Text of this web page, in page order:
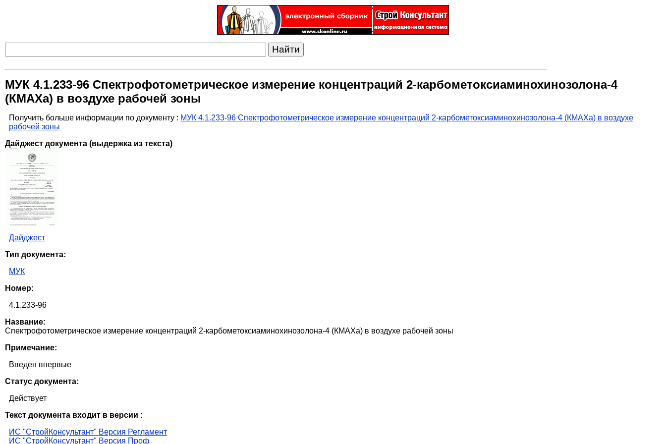
МУК 4.1.233-96 Спектрофотометрическое измерение концентраций 2-карбометоксиаминохинозолона-4
(КМАХа) в воздухе рабочей зоны
Получить больше информации по документу : МУК 4.1.233-96 Спектрофотометрическое измерение концентраций 2-карбометоксиаминохинозолона-4 (КМАХа) в воздухе
рабочей зоны
Дайджест документа (выдержка из текста)
Дайджест
Тип документа:
МУК
Номер:
4.1.233-96
Название:
Спектрофотометрическое измерение концентраций 2-карбометоксиаминохинозолона-4 (КМАХа) в воздухе рабочей зоны
Примечание:
Введен впервые
Статус документа:
Действует
Текст документа входит в версии :
ИС "СтройКонсультант" Версия Регламент
ИС "СтройКонсультант" Версия Проф